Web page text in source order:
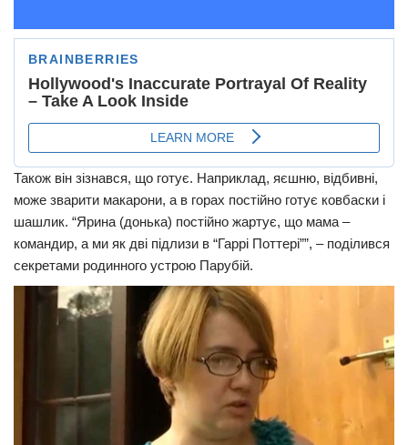
Також він зізнався, що готує. Наприклад, яєшню, відбивні,
може зварити макарони, а в горах постійно готує ковбаски і
шашлик. “Ярина (донька) постійно жартує, що мама –
командир, а ми як дві підлизи в “Гаррі Поттері””, – поділився
секретами родинного устрою Парубій.